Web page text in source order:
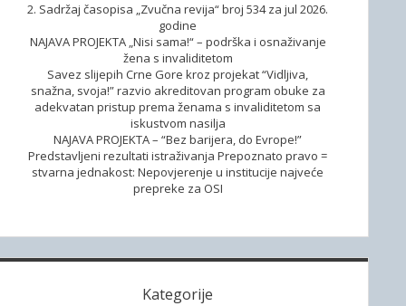
2. Sadržaj časopisa „Zvučna revija“ broj 534 za jul 2026.
godine
NAJAVA PROJEKTA „Nisi sama!“ – podrška i osnaživanje
žena s invaliditetom
Savez slijepih Crne Gore kroz projekat “Vidljiva,
snažna, svoja!” razvio akreditovan program obuke za
adekvatan pristup prema ženama s invaliditetom sa
iskustvom nasilja
NAJAVA PROJEKTA – “Bez barijera, do Evrope!”
Predstavljeni rezultati istraživanja Prepoznato pravo =
stvarna jednakost: Nepovjerenje u institucije najveće
prepreke za OSI
Kategorije